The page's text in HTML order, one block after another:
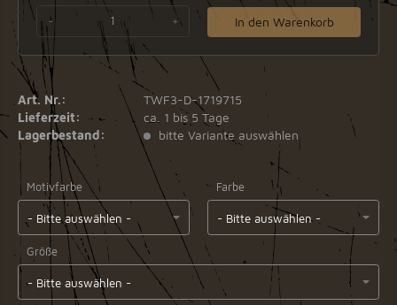
- + In den Warenkorb
Art. Nr.:
TWF3-D-1719715
Lieferzeit:
ca. 1 bis 5 Tage
Lagerbestand:
bitte Variante auswählen
Motivfarbe Farbe
Größe